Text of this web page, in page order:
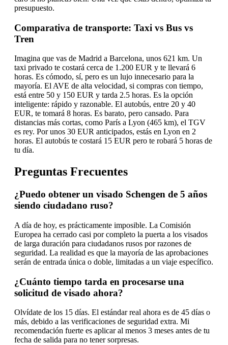
presupuesto.
Comparativa de transporte: Taxi vs Bus vs
Tren
Imagina que vas de Madrid a Barcelona, unos 621 km. Un
taxi privado te costará cerca de 1.200 EUR y te llevará 6
horas. Es cómodo, sí, pero es un lujo innecesario para la
mayoría. El AVE de alta velocidad, si compras con tiempo,
está entre 50 y 150 EUR y tarda 2.5 horas. Es la opción
inteligente: rápido y razonable. El autobús, entre 20 y 40
EUR, te tomará 8 horas. Es barato, pero cansado. Para
distancias más cortas, como París a Lyon (465 km), el TGV
es rey. Por unos 30 EUR anticipados, estás en Lyon en 2
horas. El autobús te costará 15 EUR pero te robará 5 horas de
tu día.
Preguntas Frecuentes
¿Puedo obtener un visado Schengen de 5 años
siendo ciudadano ruso?
A día de hoy, es prácticamente imposible. La Comisión
Europea ha cerrado casi por completo la puerta a los visados
de larga duración para ciudadanos rusos por razones de
seguridad. La realidad es que la mayoría de las aprobaciones
serán de entrada única o doble, limitadas a un viaje específico.
¿Cuánto tiempo tarda en procesarse una
solicitud de visado ahora?
Olvídate de los 15 días. El estándar real ahora es de 45 días o
más, debido a las verificaciones de seguridad extra. Mi
recomendación fuerte es aplicar al menos 3 meses antes de tu
fecha de salida para no tener sorpresas.